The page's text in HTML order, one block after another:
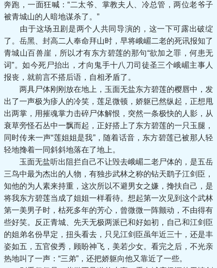
奔跑，一面狂喊：“二太爷、掌教夫人、冷总管，两位老爷子
被青城山的人暗地谋杀了。”
由于这场丑剧是两个人共同导演的，这一下可露出破绽
了。岳黑、封高二人奉命拜山时，早将峨嵋二老的死讯报知了
青城山百兽崖，所以才有东方碧莲的那句“欲加之罪，何患无
词”。如今死尸抬出，才向鬼手十八刀司徒圣三个峨嵋主事人
报丧，就前言不搭后语，自相矛盾了。
两具尸体刚刚放在地上，玉面无盐东方碧莲的樱唇中，发
出了一声极为疹人的冷笑，莲足微顿，娇躯已然纵起，正想甩
出两掌，用摧魂掌力击碎尸体解恨，突然一条极快的人影，从
衰草旁怪石丛中一飘而起，正好搭上了东方碧莲的一只玉腿，
同时传来一声“莲姐姐是我”，随着话音，东方碧莲已被那人轻
轻地搀着一同斜斜地落在了地上。
玉面无盐听出阻拦自己不让毁去峨嵋二老尸体的，是五岳
三鸟中最为杰出的人物，有独步武林之称的钻天鹞子江剑臣，
知他的为人素来持重，这次所以不避男女之嫌，搀扶自己，是
将我东方碧莲当成了姐姐一样看待。想起第一次见到这个武林
第一美男子时，枯死多年的芳心，曾微微一阵颤动，不由得有
些好笑。反正青城、先天无极两派已和好如初，自己和江剑臣
的姐弟名份早定，扭头看去，只见江剑臣虽年近三十，还是丰
姿如五，五官俊秀，顾盼神飞，美若少女。看完之后，不光亲
热地叫了一声：“三弟”，还把娇躯向他又靠近了一些。